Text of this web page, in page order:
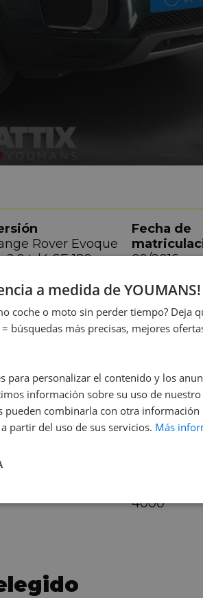
Rover Evoque
2.0 td4 SE 180cv
Fecha de
09/2016
cm
Anchura
199 cm
4000
a medida de
coche o moto sin perder tiempo? Deja
búsquedas más precisas, mejores
para personalizar el contenido y los
información sobre su uso de
pueden combinarla con otra
partir del uso de sus servicios. Más